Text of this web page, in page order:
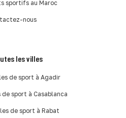
sportifs au Maroc
nous
les villes
de sport à Agadir
sport à Casablanca
de sport à Rabat